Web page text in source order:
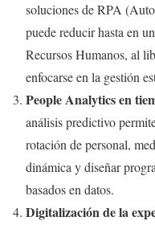
soluciones de RPA
puede reducir hasta en
Recursos Humanos, al
enfocarse en la gestión
People Analytics en
análisis predictivo
rotación de personal,
dinámica y diseñar
basados en datos.
Digitalización de la